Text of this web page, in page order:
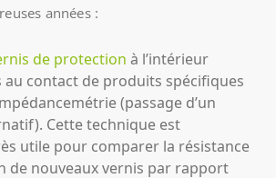
années :
de protection à l’intérieur
au contact de produits spécifiques
(passage d’un
Cette technique est
utile pour comparer la résistance
de nouveaux vernis par rapport